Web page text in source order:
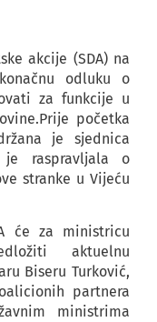
akcije (SDA) na
odluku o
za funkcije u
početka
je sjednica
je raspravljala o
stranke u Vijeću
će za ministricu
aktuelnu
Biseru Turković,
partnera
ministrima